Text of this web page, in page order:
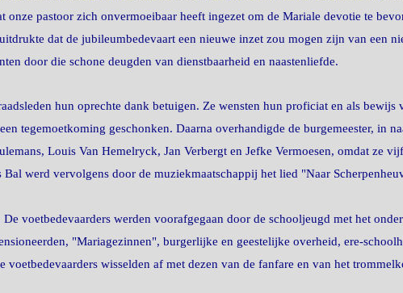
onze pastoor zich onvermoeibaar heeft ingezet om de Mariale devotie te
dat de jubileumbedevaart een nieuwe inzet zou mogen zijn van een
door die schone deugden van dienstbaarheid en naastenliefde.
hun oprechte dank betuigen. Ze wensten hun proficiat en als bewijs
tegemoetkoming geschonken. Daarna overhandigde de burgemeester, in
Louis Van Hemelryck, Jan Verbergt en Jefke Vermoesen, omdat ze
werd vervolgens door de muziekmaatschappij het lied "Naar
voetbedevaarders werden voorafgegaan door de schooljeugd met het
"Mariagezinnen", burgerlijke en geestelijke overheid, ere-
wisselden af met dezen van de fanfare en van het